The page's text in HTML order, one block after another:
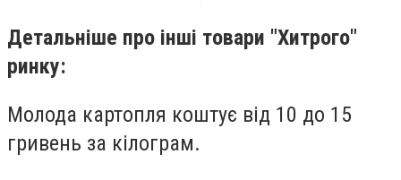
Детальніше про інші товари "Хитрого"
ринку:
Молода картопля коштує від 10 до 15
гривень за кілограм.